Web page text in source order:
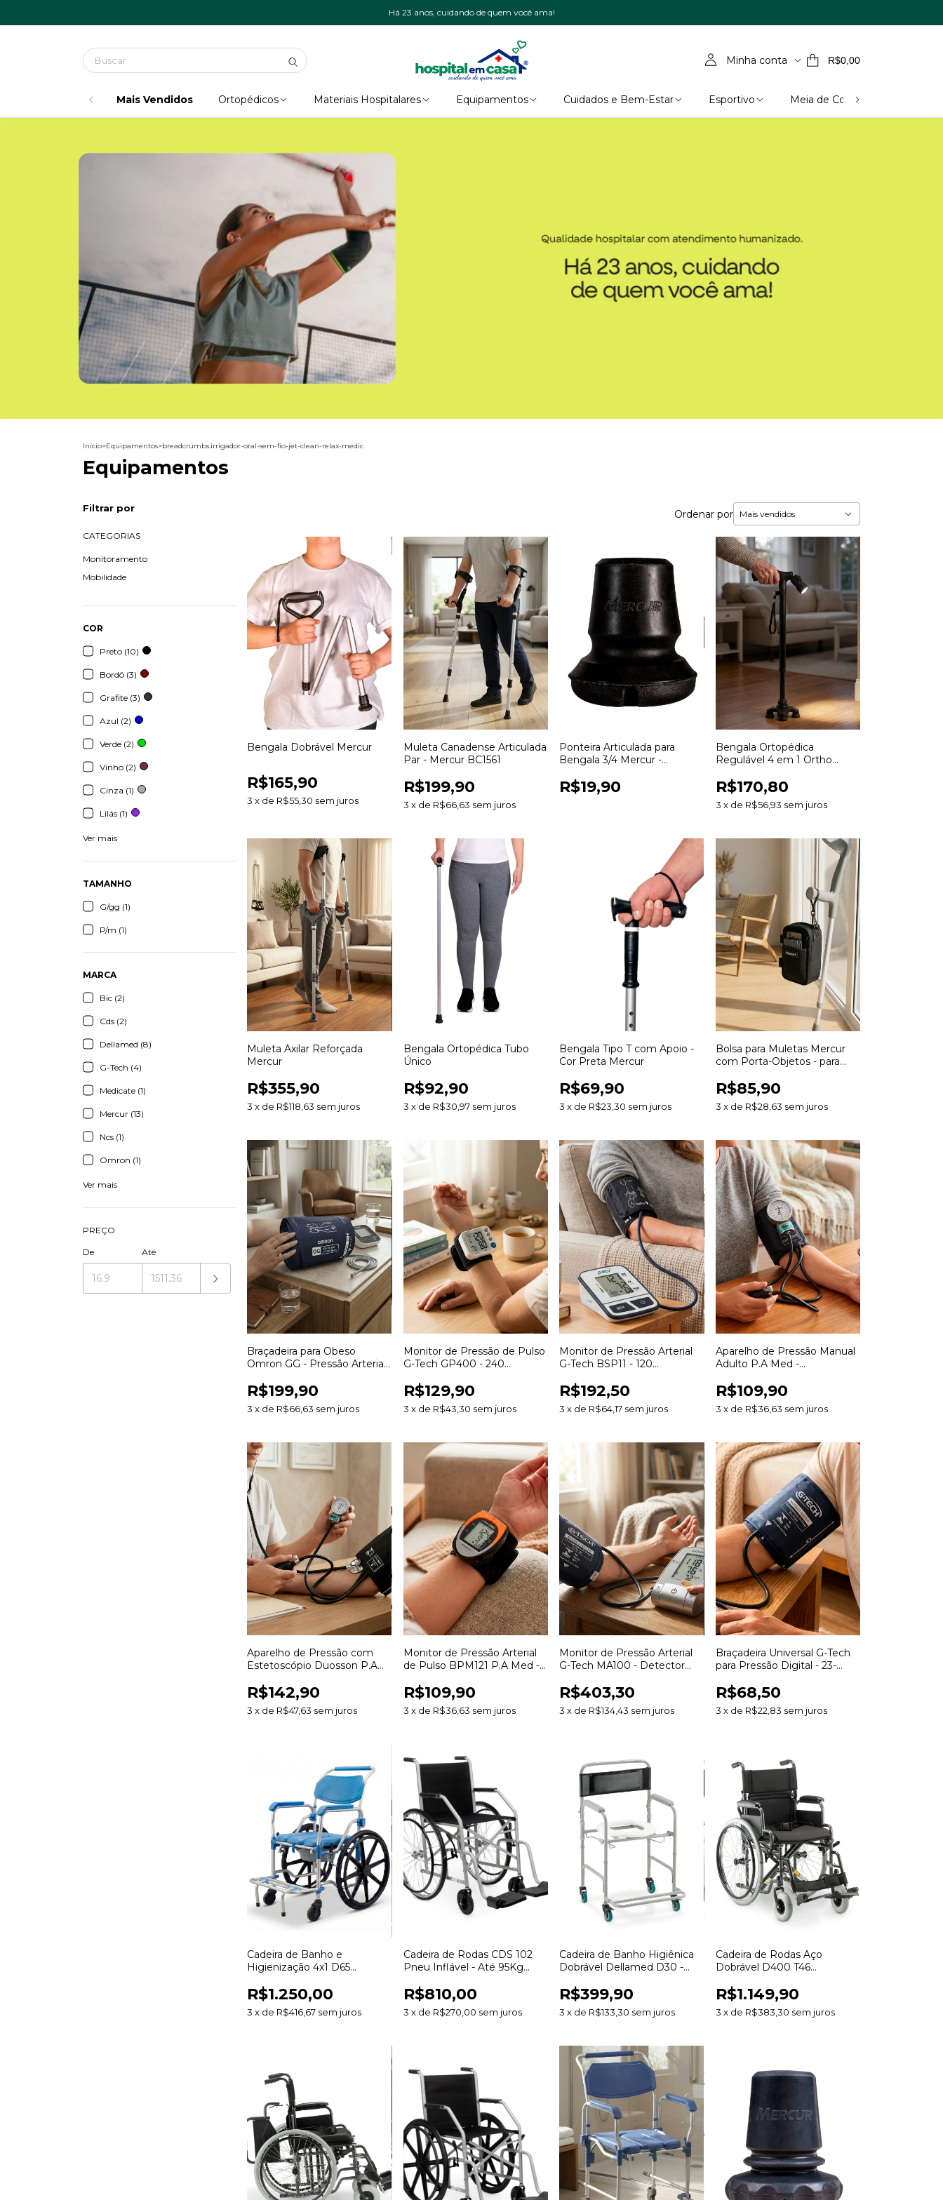
Há 23 anos, cuidando de quem você ama!
Minha conta R$0,00
Mais Vendidos Ortopédicos Materiais Hospitalares Equipamentos Cuidados e Bem-Estar Esportivo Meia de Compressão
Início>Equipamentos>breadcrumbs.irrigador-oral-sem-fio-jet-clean-relax-medic
Equipamentos
Filtrar por
CATEGORIAS
Monitoramento
Mobilidade
COR
Preto (10)
Bordô (3)
Grafite (3)
Azul (2)
Verde (2)
Vinho (2)
Cinza (1)
Lilás (1)
Ver mais
TAMANHO
G/gg (1)
P/m (1)
MARCA
Bic (2)
Cds (2)
Dellamed (8)
G-Tech (4)
Medicate (1)
Mercur (13)
Ncs (1)
Omron (1)
Ver mais
PREÇO
De Até
Ordenar por
Bengala Dobrável Mercur
R$165,90
3 x de R$55,30 sem juros
Muleta Canadense Articulada
Par - Mercur BC1561
R$199,90
3 x de R$66,63 sem juros
Ponteira Articulada para
Bengala 3/4 Mercur -
R$19,90
Bengala Ortopédica
Regulável 4 em 1 Ortho
R$170,80
3 x de R$56,93 sem juros
Muleta Axilar Reforçada
Mercur
R$355,90
3 x de R$118,63 sem juros
Bengala Ortopédica Tubo
Único
R$92,90
3 x de R$30,97 sem juros
Bengala Tipo T com Apoio -
Cor Preta Mercur
R$69,90
3 x de R$23,30 sem juros
Bolsa para Muletas Mercur
com Porta-Objetos - para
R$85,90
3 x de R$28,63 sem juros
Braçadeira para Obeso
Omron GG - Pressão Arterial
R$199,90
3 x de R$66,63 sem juros
Monitor de Pressão de Pulso
G-Tech GP400 - 240
R$129,90
3 x de R$43,30 sem juros
Monitor de Pressão Arterial
G-Tech BSP11 - 120
R$192,50
3 x de R$64,17 sem juros
Aparelho de Pressão Manual
Adulto P.A Med -
R$109,90
3 x de R$36,63 sem juros
Aparelho de Pressão com
Estetoscópio Duosson P.A
R$142,90
3 x de R$47,63 sem juros
Monitor de Pressão Arterial
de Pulso BPM121 P.A Med -
R$109,90
3 x de R$36,63 sem juros
Monitor de Pressão Arterial
G-Tech MA100 - Detector
R$403,30
3 x de R$134,43 sem juros
Braçadeira Universal G-Tech
para Pressão Digital - 23-
R$68,50
3 x de R$22,83 sem juros
Cadeira de Banho e
Higienização 4x1 D65
R$1.250,00
3 x de R$416,67 sem juros
Cadeira de Rodas CDS 102
Pneu Inflável - Até 95Kg
R$810,00
3 x de R$270,00 sem juros
Cadeira de Banho Higiênica
Dobrável Dellamed D30 -
R$399,90
3 x de R$133,30 sem juros
Cadeira de Rodas Aço
Dobrável D400 T46
Assento 46cm
R$1.149,90
3 x de R$383,30 sem juros